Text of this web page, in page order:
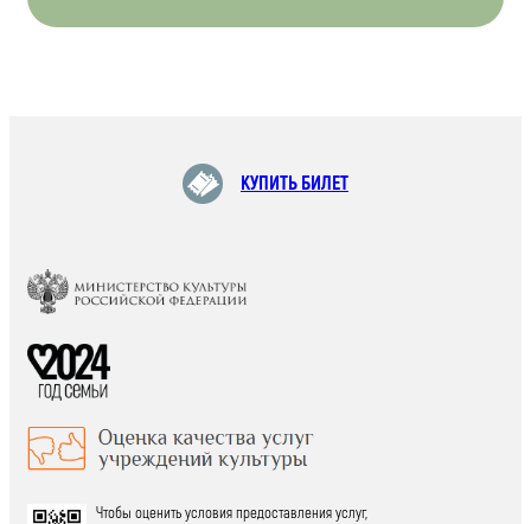
КУПИТЬ БИЛЕТ
Чтобы оценить условия предоставления услуг,